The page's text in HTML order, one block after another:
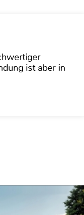
ist aber in